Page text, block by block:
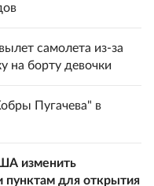
самолета из-за
на борту девочки
Пугачева" в
изменить
пунктам для открытия